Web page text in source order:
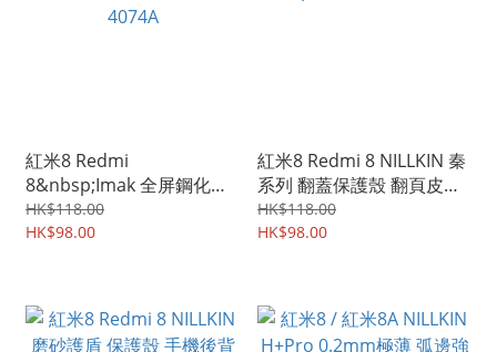
紅米8 Redmi
8&nbsp;Imak 全屏鋼化玻
璃膜Pro+ 強化玻璃貼
4074A
HK$118.00
HK$98.00
紅米8 Redmi 8 NILLKIN 秦
系列 翻蓋保護殼 翻頁皮套
Flip Cover Case 4047A
HK$118.00
HK$98.00